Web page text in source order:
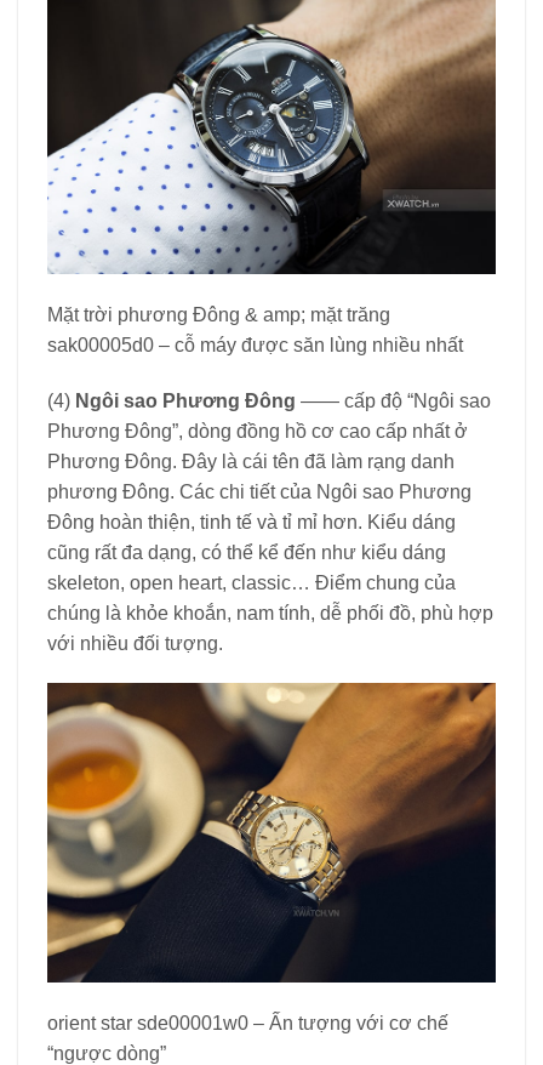
Mặt trời phương Đông & amp; mặt trăng
sak00005d0 – cỗ máy được săn lùng nhiều nhất
(4) Ngôi sao Phương Đông —— cấp độ “Ngôi sao
Phương Đông”, dòng đồng hồ cơ cao cấp nhất ở
Phương Đông. Đây là cái tên đã làm rạng danh
phương Đông. Các chi tiết của Ngôi sao Phương
Đông hoàn thiện, tinh tế và tỉ mỉ hơn. Kiểu dáng
cũng rất đa dạng, có thể kể đến như kiểu dáng
skeleton, open heart, classic… Điểm chung của
chúng là khỏe khoắn, nam tính, dễ phối đồ, phù hợp
với nhiều đối tượng.
orient star sde00001w0 – Ấn tượng với cơ chế
“ngược dòng”